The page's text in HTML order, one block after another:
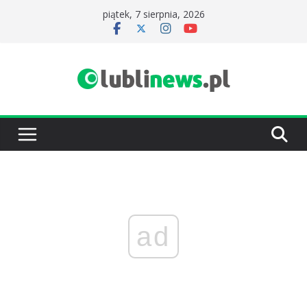
piątek, 7 sierpnia, 2026
ad